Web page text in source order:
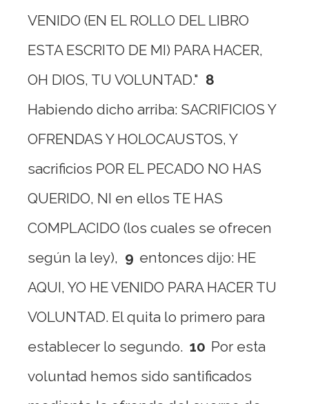
VENIDO (EN EL ROLLO DEL LIBRO
ESTA ESCRITO DE MI) PARA HACER,
OH DIOS, TU VOLUNTAD." 8
Habiendo dicho arriba: SACRIFICIOS Y
OFRENDAS Y HOLOCAUSTOS, Y
sacrificios POR EL PECADO NO HAS
QUERIDO, NI en ellos TE HAS
COMPLACIDO (los cuales se ofrecen
según la ley), 9 entonces dijo: HE
AQUI, YO HE VENIDO PARA HACER TU
VOLUNTAD. El quita lo primero para
establecer lo segundo. 10 Por esta
voluntad hemos sido santificados